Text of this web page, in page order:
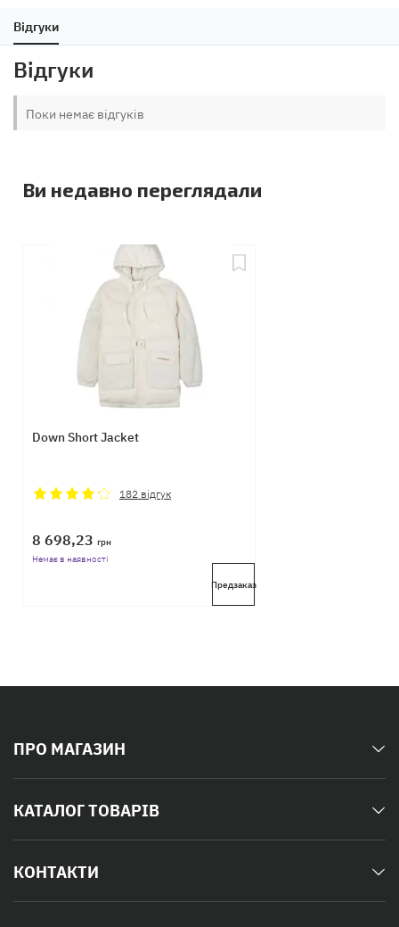
Відгуки
Відгуки
Поки немає відгуків
Ви недавно переглядали
Down Short Jacket
182 відгук
8 698,23 грн
Немає в наявності
Предзаказ
ПРО МАГАЗИН
КАТАЛОГ ТОВАРІВ
КОНТАКТИ